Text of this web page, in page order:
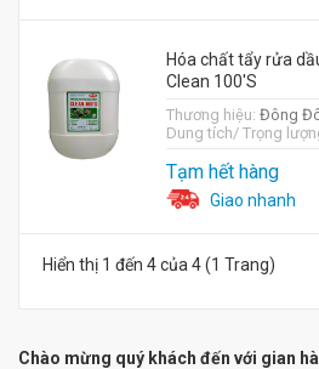
Hóa chất tẩy rửa
Clean 100'S
Thương hiệu: Đông
Dung tích/ Trọng
Tạm hết hàng
Giao nhanh
Hiển thị 1 đến 4 của 4 (1 Trang)
Chào mừng quý khách đến với gian